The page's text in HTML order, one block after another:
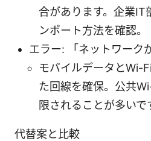
合があります。企業IT
ンポート方法を確認。
エラー: 「ネットワーク
モバイルデータとWi-
た回線を確保。公共
限されることが多いで
代替案と比較